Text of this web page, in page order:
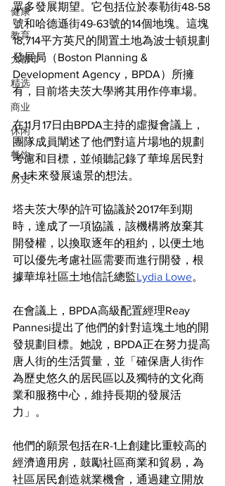
健康
教育
大都市
精选
商业
休闲
餐饮
历史
眾多發展期望。它包括位於泰勒街48-58
號和哈德遜街49-63號的14個地塊。這塊
18,714平方英尺的閒置土地為波士頓規劃
發展局（Boston Planning &
Development Agency，BPDA）所擁
有，目前塔夫茨大學將其用作停車場。
在11月17日由BPDA主持的虛擬會議上，
團隊成員闡述了他們對這片場地的規劃
考慮和目標，並傾聽記錄了華埠居民對
R-1未來發展遠景的想法。
塔夫茨大學的許可協議於2017年到期
時，達成了一項協議，該機構將放棄其
開發權，以換取逐年的租約，以便土地
可以優先考慮社區需要而進行開發，根
據華埠社區土地信託總監Lydia Lowe。
在會議上，BPDA高級配置經理Reay
Pannesi提出了他們的針對這塊土地的開
發規劃目標。她說，BPDA正在努力提高
唐人街的生活質量，並「確保唐人街作
為歷史悠久的居民區以及獨特的文化商
業和服務中心，維持長期的發展活
力」。
他們的願景包括在R-1上創建比重較高的
經濟適用房，鼓勵社區商業和貿易，為
社區居民創造就業機會，通過建立開放